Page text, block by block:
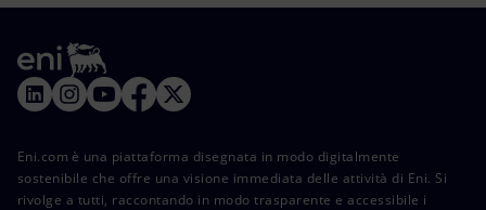
Eni.com è una piattaforma disegnata in modo digitalmente
sostenibile che offre una visione immediata delle attività di Eni. Si
rivolge a tutti, raccontando in modo trasparente e accessibile i